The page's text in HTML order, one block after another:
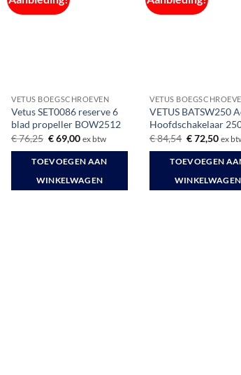
VETUS BOEGSCHROEVEN
Vetus SET0086 reserve 6
blad propeller BOW2512
€76,25 Oorspronkelijke
prijs
was:
€ 76,25.
€69,00Huidige
is:
€ 69,00.
ex btw
TOEVOEGEN AAN
WINKELWAGEN
VETUS
VETUS BATSW250
Hoofdschakelaar
€84,54
prijs
was:
€ 84,54.
€72,50
is:
€
ex
TOEVOEGEN
WINKELWAGEN